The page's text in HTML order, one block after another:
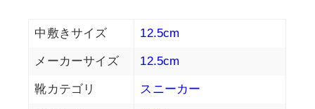
中敷きサイズ 12.5cm
メーカーサイズ 12.5cm
靴カテゴリ スニーカー